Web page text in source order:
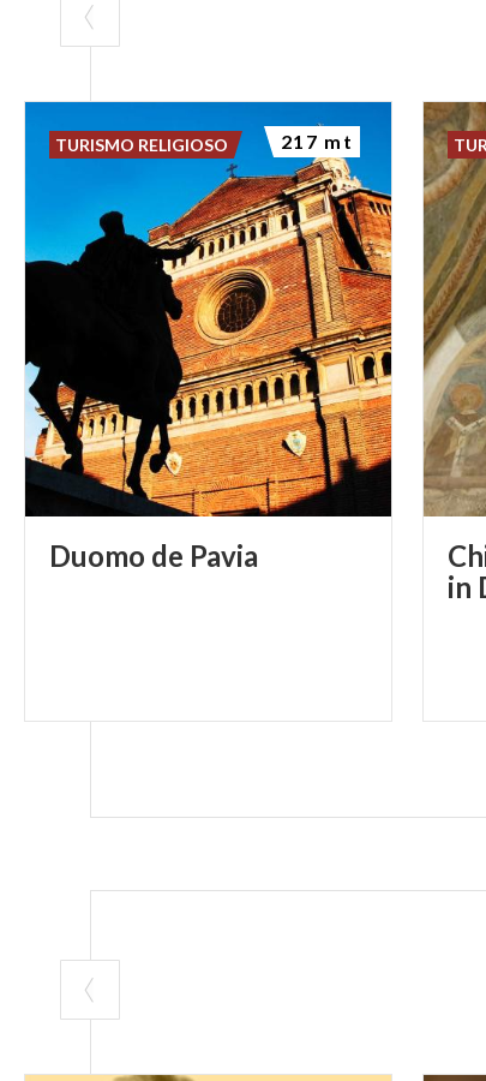
Duomo de Pavia
TURISMO RELIGIOSO 217 mt
in